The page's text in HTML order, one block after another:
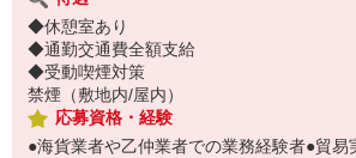
◆休憩室あり
◆通勤交通費全額支給
◆受動喫煙対策
禁煙（敷地内/屋内）
応募資格・経験
●海貨業者や乙仲業者での業務経験者●貿易